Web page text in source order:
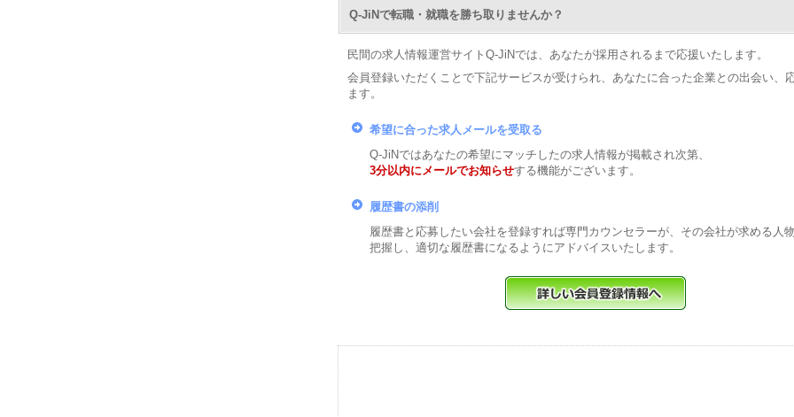
Q-JiNで転職・就職を勝ち取りませんか？
民間の求人情報運営サイトQ-JiNでは、あなたが採用されるまで応援いたします。
会員登録いただくことで下記サービスが受けられ、あなたに合った企業との出会い、
ます。
希望に合った求人メールを受取る
Q-JiNではあなたの希望にマッチしたの求人情報が掲載され次第、
3分以内にメールでお知らせする機能がございます。
履歴書の添削
履歴書と応募したい会社を登録すれば専門カウンセラーが、その会社が求める人
把握し、適切な履歴書になるようにアドバイスいたします。